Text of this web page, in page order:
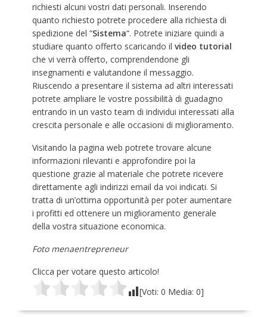
richiesti alcuni vostri dati personali. Inserendo
quanto richiesto potrete procedere alla richiesta di
spedizione del “Sistema“. Potrete iniziare quindi a
studiare quanto offerto scaricando il video tutorial
che vi verrà offerto, comprendendone gli
insegnamenti e valutandone il messaggio.
Riuscendo a presentare il sistema ad altri interessati
potrete ampliare le vostre possibilità di guadagno
entrando in un vasto team di individui interessati alla
crescita personale e alle occasioni di miglioramento.
Visitando la pagina web potrete trovare alcune
informazioni rilevanti e approfondire poi la
questione grazie al materiale che potrete ricevere
direttamente agli indirizzi email da voi indicati. Si
tratta di un’ottima opportunità per poter aumentare
i profitti ed ottenere un miglioramento generale
della vostra situazione economica.
Foto menaentrepreneur
Clicca per votare questo articolo!
[Voti: 0 Media: 0]